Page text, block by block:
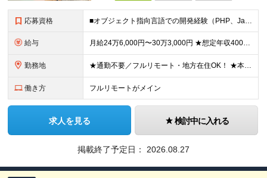
応募資格 ■オブジェクト指向言語での開発経験（PHP、Java、Ruby、Go、Python、C#など） ■Laravel、Spring Boot、Rails、Djangoなどの利用経験 ■RDB（MySQLな
給与 月給24万6,000円〜30万3,000円 ★想定年収400万円～500万円 ※経験・能力等により決定します ※月給には手当(一律)・固定残業（80,000円～98,750円/40時間）を含む。超過
勤務地 ★通勤不要／フルリモート・地方在住OK！ ★本社は目黒駅最寄り ■本社 東京都品川区上大崎3-14-12 井雅ビル5階 （変更の範囲）なし
働き方 フルリモートがメイン
求人を見る 検討中に入れる
掲載終了予定日： 2026.08.27